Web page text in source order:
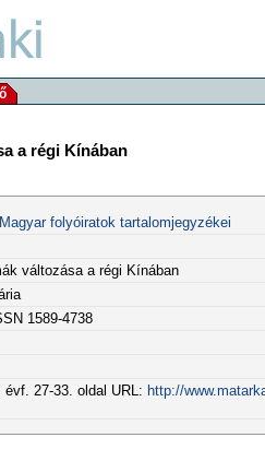
a régi Kínában
folyóiratok tartalomjegyzékei
változása a régi Kínában
1589-4738
évf. 27-33. oldal URL: http://